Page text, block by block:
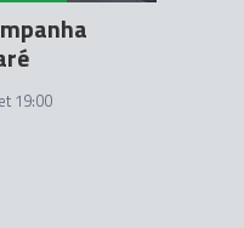
19:00